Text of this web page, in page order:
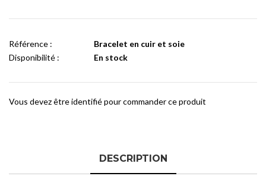
Référence :
Bracelet en cuir et soie
Disponibilité :
En stock
Vous devez être identifié pour commander ce produit
DESCRIPTION